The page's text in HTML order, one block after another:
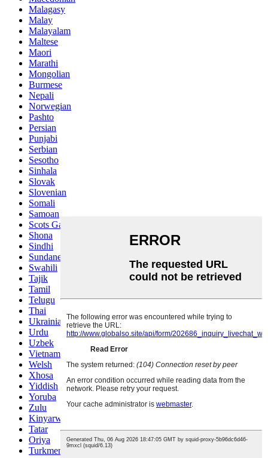
Malagasy
Malay
Malayalam
Maltese
Maori
Marathi
Mongolian
Burmese
Nepali
Norwegian
Pashto
Persian
Punjabi
Serbian
Sesotho
Sinhala
Slovak
Slovenian
Somali
Samoan
Scots Gaelic
Shona
Sindhi
Sundanese
Swahili
Tajik
Tamil
Telugu
Thai
Ukrainian
Urdu
Uzbek
Vietnamese
Welsh
Xhosa
Yiddish
Yoruba
Zulu
Kinyarwanda
Tatar
Oriya
Turkmen